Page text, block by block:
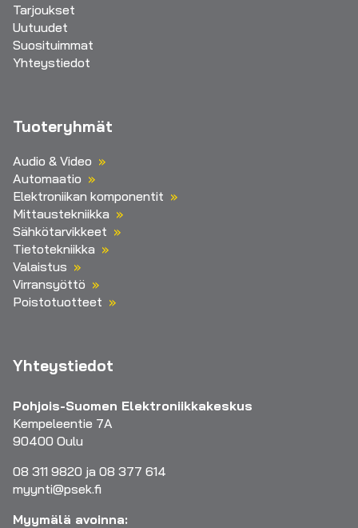
Tarjoukset
Uutuudet
Suosituimmat
Yhteystiedot
Tuoteryhmät
Audio & Video
Automaatio
Elektroniikan komponentit
Mittaustekniikka
Sähkötarvikkeet
Tietotekniikka
Valaistus
Virransyöttö
Poistotuotteet
Yhteystiedot
Pohjois-Suomen Elektroniikkakeskus
Kempeleentie 7A
90400 Oulu
08 311 9820 ja 08 377 614
myynti@psek.fi
Myymälä avoinna: